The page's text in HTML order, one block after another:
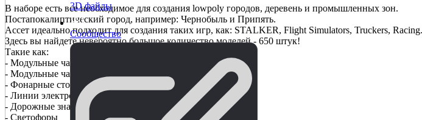
3D файлы
Сообщество
В наборе есть все необходимое для создания lowpoly городов, деревень и промышленных зон.
Постапокалиптический город, например: Чернобыль и Припять.
Ассет идеально подходит для создания таких игр, как: STALKER, Flight Simulators, Truckers, Racing.
Здесь вы найдете невероятно большое количество моделей - 650 штук!
Такие как:
- Модульные части дорог.
- Модульные части железных дорог
- Фонарные столбы
- Линии электропередач
- Дорожные знаки
- Светофоры